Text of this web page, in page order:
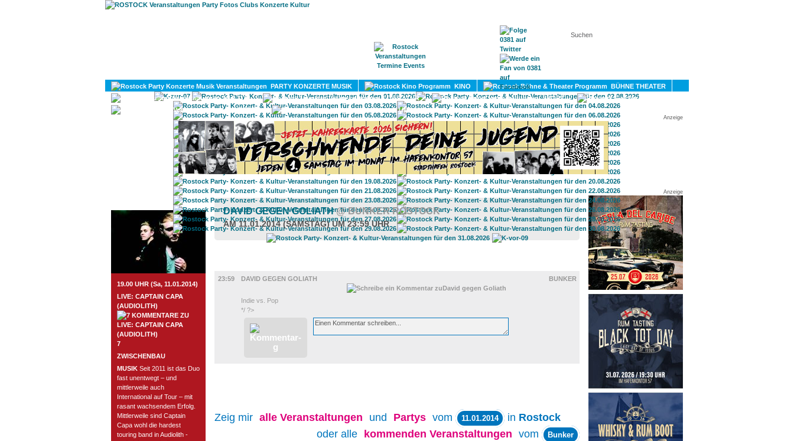
KONTAKT
PARTY KONZERTE MUSIK KINO
BÜHNE THEATER
KULTUR
LITERATUR SPORT
DIVERSES
UMLAND
Anzeige
ROSTOCK TAGESTIPP
19.00 UHR (Sa, 11.01.2014)
LIVE: CAPTAIN CAPA
(AUDIOLITH)
7
ZWISCHENBAU
MUSIK Seit 2011 ist das Duo
fast unentwegt – und
mittlerweile auch
International auf Tour – mit
rasant wachsendem Erfolg.
Mittlerweile sind Captain
Capa wohl die hardest
touring band in Audiolith -
Anzeige
DAVID GEGEN GOLIATH@ BUNKER ROSTOCK
AM 11.01.2014 (SAMSTAG) UM 23:59 UHR
23:59
DAVID GEGEN GOLIATH BUNKER
Indie vs. Pop
*/ ?>
Zeig mir alle Veranstaltungen und Partys vom 11.01.2014 in Rostock
oder alle
kommenden Veranstaltungen vom Bunker